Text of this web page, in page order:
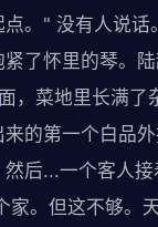
。" 没有人说
了怀里的琴。
，菜地里长满
的第一个白品
后...一个客人
。但这不够。